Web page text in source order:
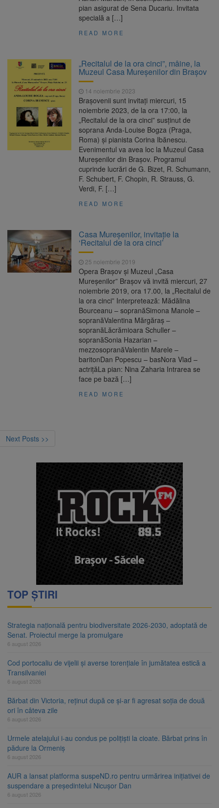
pian asigurat de Sena Ducariu. Invitata
specială a […]
READ MORE
„Recitalul de la ora cinci”, mâine, la
Muzeul Casa Mureșenilor din Brașov
14 noiembrie 2023
Brașovenii sunt invitați miercuri, 15
noiembrie 2023, de la ora 17:00, la
„Recitalul de la ora cinci” susținut de
soprana Anda-Louise Bogza (Praga,
Roma) și pianista Corina Ibănescu.
Evenimentul va avea loc la Muzeul Casa
Mureșenilor din Brașov. Programul
cuprinde lucrări de G. Bizet, R. Schumann,
F. Schubert, F. Chopin, R. Strauss, G.
Verdi, F. […]
READ MORE
Casa Mureșenilor, invitație la
‘Recitalul de la ora cinci’
25 noiembrie 2019
Opera Braşov şi Muzeul „Casa
Mureşenilor” Braşov vă invită miercuri, 27
noiembrie 2019, ora 17.00, la „Recitalul de
la ora cinci” Interpretează: Mădălina
Bourceanu – sopranăSimona Manole –
sopranăValentina Mărgăraş –
sopranăLăcrămioara Schuller –
sopranăSonia Hazarian –
mezzosopranăValentin Marele –
baritonDan Popescu – basNora Vlad –
actriţăLa pian: Nina Zaharia Intrarea se
face pe bază […]
READ MORE
Next Posts >>
TOP ȘTIRI
Strategia națională pentru biodiversitate 2026-2030, adoptată de
Senat. Proiectul merge la promulgare
6 august 2026
Cod portocaliu de vijelii și averse torențiale în jumătatea estică a
Transilvaniei
6 august 2026
Bărbat din Victoria, reținut după ce și-ar fi agresat soția de două
ori în câteva zile
6 august 2026
Urmele atelajului i-au condus pe polițiști la cioate. Bărbat prins în
pădure la Ormeniș
6 august 2026
AUR a lansat platforma suspeND.ro pentru urmărirea inițiativei de
suspendare a președintelui Nicușor Dan
6 august 2026